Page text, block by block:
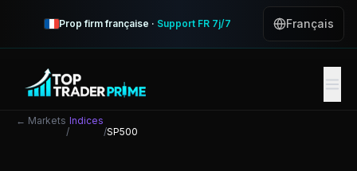
Prop firm française · Support FR 7j/7 Français
← Markets
/
Indices
/SP500